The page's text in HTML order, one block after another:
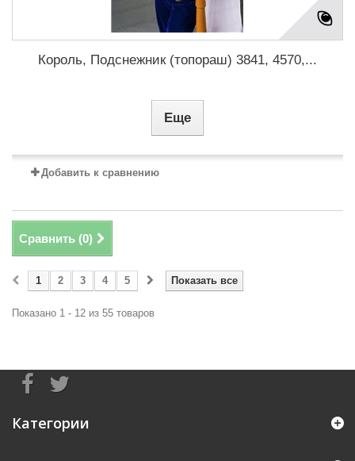
Король, Подснежник (топораш) 3841, 4570,...
Еще
Добавить к сравнению
Сравнить (0)
Показать все
1 2 3 4 5
Показано 1 - 12 из 55 товаров
Категории